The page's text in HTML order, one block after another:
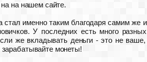
на нашем сайте.
именно таким благодаря самим же
У последних есть много
же вкладывать деньги - это не
монеты!